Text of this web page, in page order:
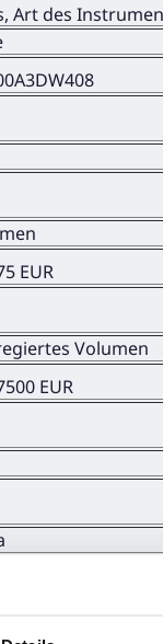
Art des
EUR
Volumen
EUR